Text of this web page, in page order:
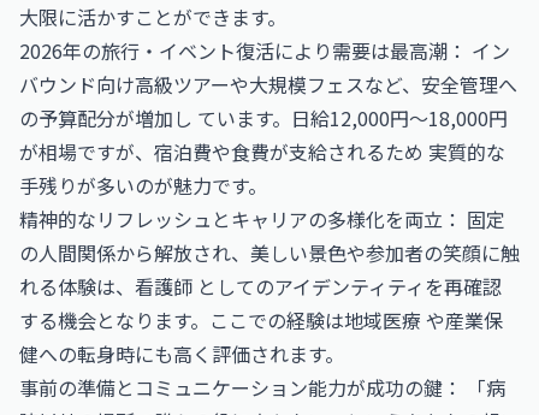
大限に活かすことができます。
2026年の旅行・イベント復活により需要は最高潮： イン
バウンド向け高級ツアーや大規模フェスなど、安全管理へ
の予算配分が増加し ています。日給12,000円〜18,000円
が相場ですが、宿泊費や食費が支給されるため 実質的な
手残りが多いのが魅力です。
精神的なリフレッシュとキャリアの多様化を両立： 固定
の人間関係から解放され、美しい景色や参加者の笑顔に触
れる体験は、看護師 としてのアイデンティティを再確認
する機会となります。ここでの経験は地域医療 や産業保
健への転身時にも高く評価されます。
事前の準備とコミュニケーション能力が成功の鍵： 「病